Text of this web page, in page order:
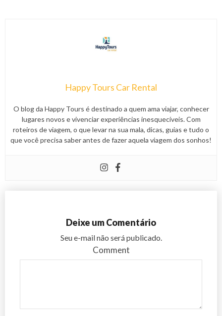
Happy Tours Car Rental
O blog da Happy Tours é destinado a quem ama viajar, conhecer
lugares novos e vivenciar experiências inesquecíveis. Com
roteiros de viagem, o que levar na sua mala, dicas, guias e tudo o
que você precisa saber antes de fazer aquela viagem dos sonhos!
Deixe um Comentário
Seu e-mail não será publicado.
Comment